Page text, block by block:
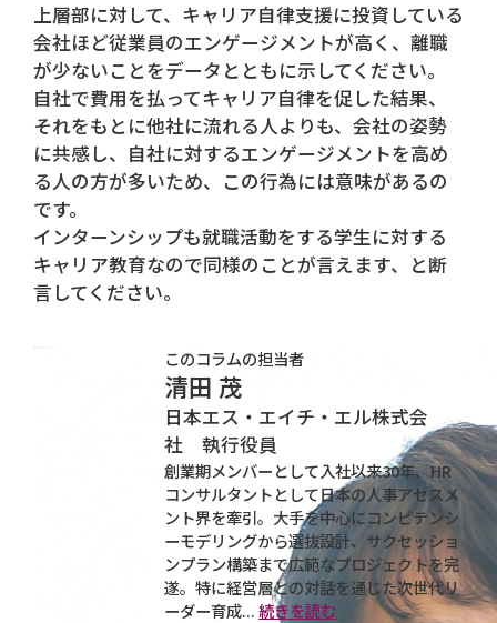
上層部に対して、キャリア自律支援に投資している
会社ほど従業員のエンゲージメントが高く、離職
が少ないことをデータとともに示してください。
自社で費用を払ってキャリア自律を促した結果、
それをもとに他社に流れる人よりも、会社の姿勢
に共感し、自社に対するエンゲージメントを高め
る人の方が多いため、この行為には意味があるの
です。
インターンシップも就職活動をする学生に対する
キャリア教育なので同様のことが言えます、と断
言してください。
このコラムの担当者
清田 茂
日本エス・エイチ・エル株式会
社 執行役員
創業期メンバーとして入社以来30年、HR
コンサルタントとして日本の人事アセスメ
ント界を牽引。大手を中心にコンピテンシ
ーモデリングから選抜設計、サクセッショ
ンプラン構築まで広範なプロジェクトを完
遂。特に経営層との対話を通じた次世代リ
ーダー育成...続きを読む